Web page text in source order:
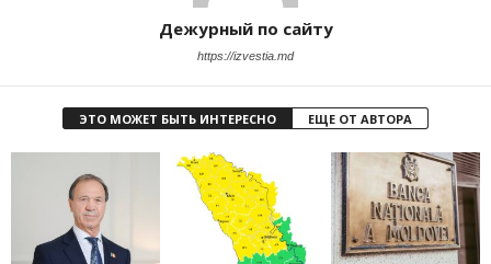
Дежурный по сайту
https://izvestia.md
ЭТО МОЖЕТ БЫТЬ ИНТЕРЕСНО ЕЩЕ ОТ АВТОРА